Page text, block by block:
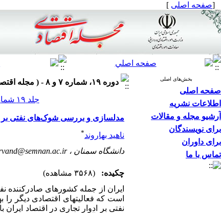
[صفحه اصلی ]
بخش‌های اصلی
صفحه اصلی
اطلاعات نشریه
آرشیو مجله و مقالات
برای نویسندگان
برای داوران
تماس با ما
دوره ۱۹، شماره ۷ و ۸ - ( مجله اقتصادی ۱۳۹۸ )
جلد ۱۹ شماره ۷ و ۸ صفحات ۶۵-۴۷
مدلسازی و بررسی شوک‌های نفتی بر
ناهید بهاروند*
دانشگاه سمنان ،
چکیده:
(۳۵۶۸ مشاهده)
ایران از جمله کشورهای صادرکننده
است که فعالیت­های اقتصادی دیگر